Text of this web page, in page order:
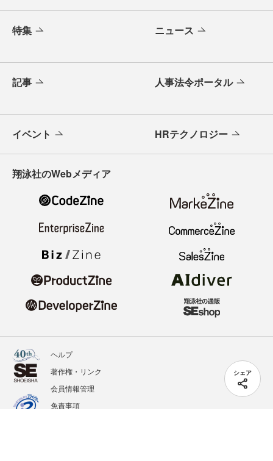
シェア
特集 ニュース
記事 人事法令ポータル
イベント HRテクノロジー
翔泳社のWebメディア
ヘルプ
著作権・リンク
会員情報管理
免責事項